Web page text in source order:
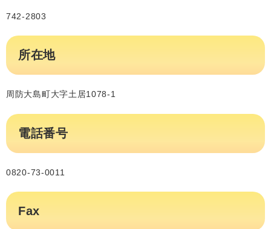
742-2803
所在地
周防大島町大字土居1078-1
電話番号
0820-73-0011
Fax